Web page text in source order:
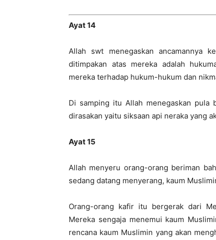
Ayat 14
Allah swt menegaskan ancamannya
ditimpakan atas mereka adalah
mereka terhadap hukum-hukum dan
Di samping itu Allah menegaskan pula
dirasakan yaitu siksaan api neraka yang
Ayat 15
Allah menyeru orang-orang beriman
sedang datang menyerang, kaum
Orang-orang kafir itu bergerak dari
Mereka sengaja menemui kaum
rencana kaum Muslimin yang akan